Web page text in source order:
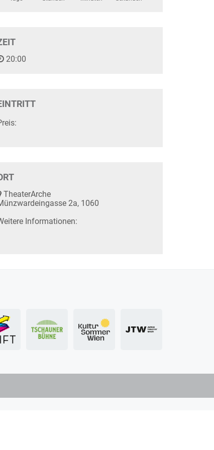
20:00
TheaterArche
2a, 1060
Informationen: